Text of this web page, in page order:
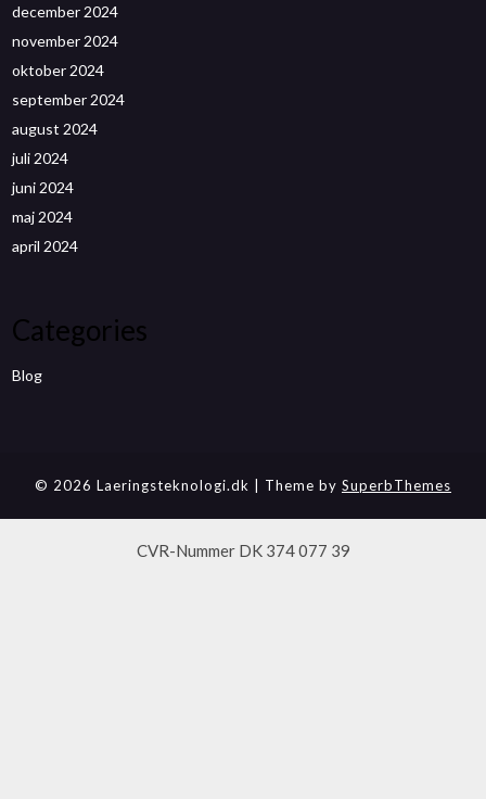
december 2024
november 2024
oktober 2024
september 2024
august 2024
juli 2024
juni 2024
maj 2024
april 2024
Categories
Blog
© 2026 Laeringsteknologi.dk | Theme by SuperbThemes
CVR-Nummer DK 374 077 39